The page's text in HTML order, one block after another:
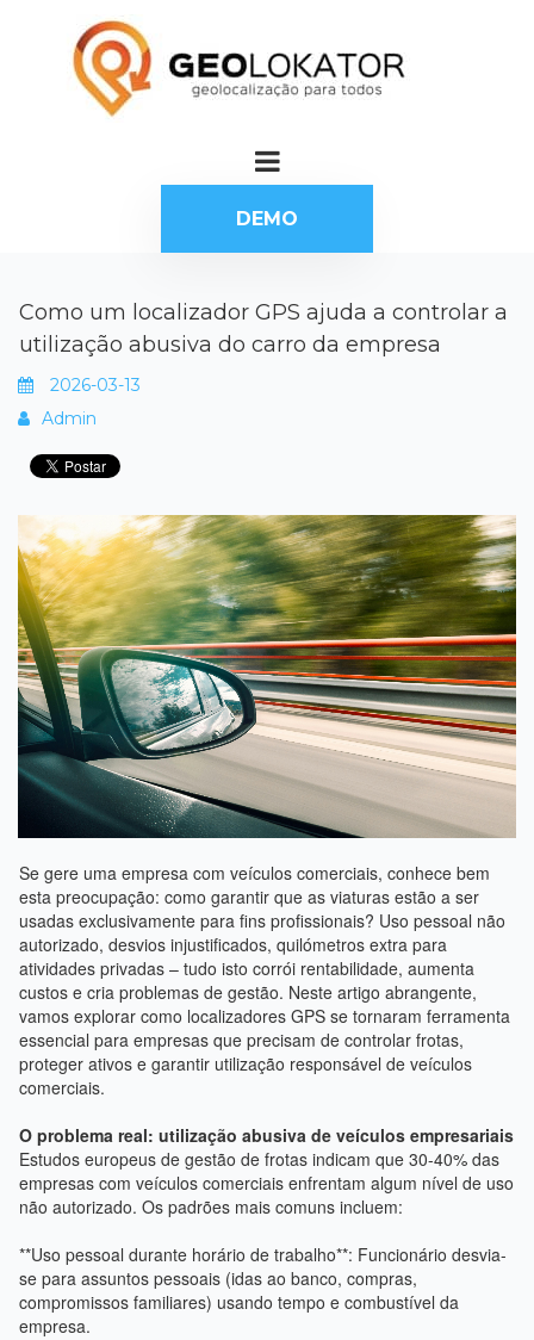
DEMO
Como um localizador GPS ajuda a controlar a
utilização abusiva do carro da empresa
2026-03-13
Admin
Se gere uma empresa com veículos comerciais, conhece bem
esta preocupação: como garantir que as viaturas estão a ser
usadas exclusivamente para fins profissionais? Uso pessoal não
autorizado, desvios injustificados, quilómetros extra para
atividades privadas – tudo isto corrói rentabilidade, aumenta
custos e cria problemas de gestão. Neste artigo abrangente,
vamos explorar como localizadores GPS se tornaram ferramenta
essencial para empresas que precisam de controlar frotas,
proteger ativos e garantir utilização responsável de veículos
comerciais.
O problema real: utilização abusiva de veículos empresariais
Estudos europeus de gestão de frotas indicam que 30-40% das
empresas com veículos comerciais enfrentam algum nível de uso
não autorizado. Os padrões mais comuns incluem:
**Uso pessoal durante horário de trabalho**: Funcionário desvia-
se para assuntos pessoais (idas ao banco, compras,
compromissos familiares) usando tempo e combustível da
empresa.